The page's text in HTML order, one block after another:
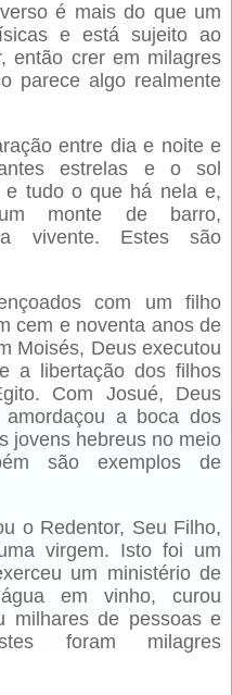
é mais do que um
e está sujeito ao
então crer em milagres
parece algo realmente
entre dia e noite e
estrelas e o sol
e tudo o que há nela e,
monte de barro,
vivente. Estes são
com um filho
cem e noventa anos de
Moisés, Deus executou
a libertação dos filhos
Com Josué, Deus
a boca dos
jovens hebreus no meio
são exemplos de
o Redentor, Seu Filho,
virgem. Isto foi um
um ministério de
em vinho, curou
milhares de pessoas e
foram milagres